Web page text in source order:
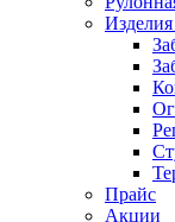
Прайс
Акции